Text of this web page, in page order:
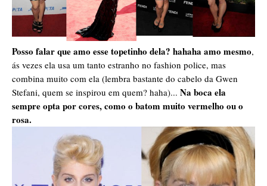
Posso falar que amo esse topetinho dela? hahaha amo mesmo,
ás vezes ela usa um tanto estranho no fashion police, mas
combina muito com ela (lembra bastante do cabelo da Gwen
Stefani, quem se inspirou em quem? haha)... Na boca ela
sempre opta por cores, como o batom muito vermelho ou o
rosa.